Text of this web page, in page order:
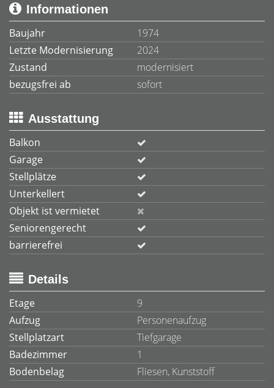
Informationen
Baujahr
1974
Letzte Modernisierung
2024
Zustand
modernisiert
bezugsfrei ab
sofort
Ausstattung
Balkon
Garage
Stellplätze
Unterkellert
Objekt ist vermietet
Seniorengerecht
barrierefrei
Details
Etage
9
Aufzug
Personenaufzug
Stellplatzart
Tiefgarage
Badezimmer
1
Bodenbelag
Fliesen, Kunststoff